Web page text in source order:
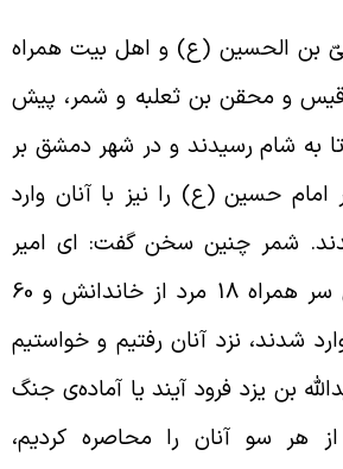
بن الحسین (ع) و اهل بیت همراه
و محقن بن ثعلبه و شمر، پیش
به شام رسیدند و در شهر دمشق بر
حسین (ع) را نیز با آنان وارد
شمر چنین سخن گفت: ای امیر
مؤمنان! صاحب این سر همراه 18 مرد از خاندانش و 60
شدند، نزد آنان رفتیم و خواستیم
بن یزد فرود آیند یا آماده‌ی جنگ
هر سو آنان را محاصره کردیم،